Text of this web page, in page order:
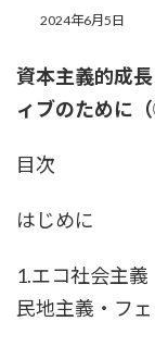
2024年6月5日
資本主義的成
ィブのために（
目次
はじめに
1.エコ社会主
民地主義・フ